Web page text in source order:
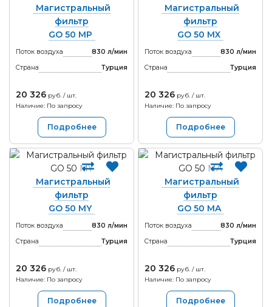
Магистральный
фильтр
GO 50 MP
Поток воздуха
830 л/мин
Страна
Турция
20 326 руб. / шт.
Наличие: По запросу
Подробнее
Магистральный
фильтр
GO 50 MX
Поток воздуха
830 л/мин
Страна
Турция
20 326 руб. / шт.
Наличие: По запросу
Подробнее
Магистральный
фильтр
GO 50 MY
Поток воздуха
830 л/мин
Страна
Турция
20 326 руб. / шт.
Наличие: По запросу
Подробнее
Магистральный
фильтр
GO 50 MA
Поток воздуха
830 л/мин
Страна
Турция
20 326 руб. / шт.
Наличие: По запросу
Подробнее